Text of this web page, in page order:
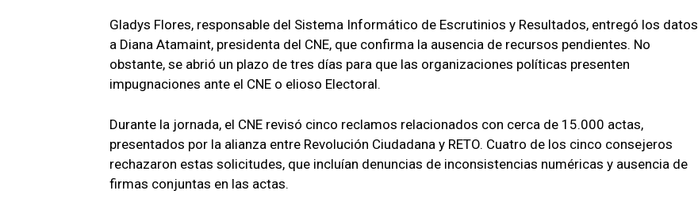
Gladys Flores, responsable del Sistema Informático de Escrutinios y Resultados, entregó los datos
a Diana Atamaint, presidenta del CNE, que confirma la ausencia de recursos pendientes. No
obstante, se abrió un plazo de tres días para que las organizaciones políticas presenten
impugnaciones ante el CNE o elioso Electoral.
Durante la jornada, el CNE revisó cinco reclamos relacionados con cerca de 15.000 actas,
presentados por la alianza entre Revolución Ciudadana y RETO. Cuatro de los cinco consejeros
rechazaron estas solicitudes, que incluían denuncias de inconsistencias numéricas y ausencia de
firmas conjuntas en las actas.